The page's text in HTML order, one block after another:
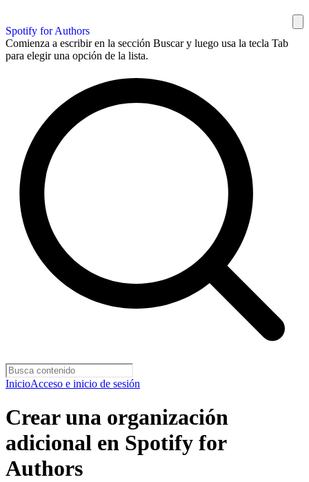
Spotify for Authors
Comienza a escribir en la sección Buscar y luego usa la tecla Tab
para elegir una opción de la lista.
InicioAcceso e inicio de sesión
Crear una organización
adicional en Spotify for
Authors